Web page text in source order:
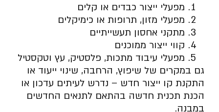
מפעלי ייצור כבדים או קלים
מפעלי מזון, תרופות או כימיקלים
מתקני אחסון תעשייתיים
קווי ייצור ממוכנים
מפעלי עיבוד מתכות, פלסטיק, עץ וטקסטיל
גם במקרים של שיפוץ, הרחבה, שינוי ייעוד או
התקנת קו ייצור חדש – נדרש לעיתים עדכון או
הכנת תכנית חדשה בהתאם לתנאים החדשים
במבנה.